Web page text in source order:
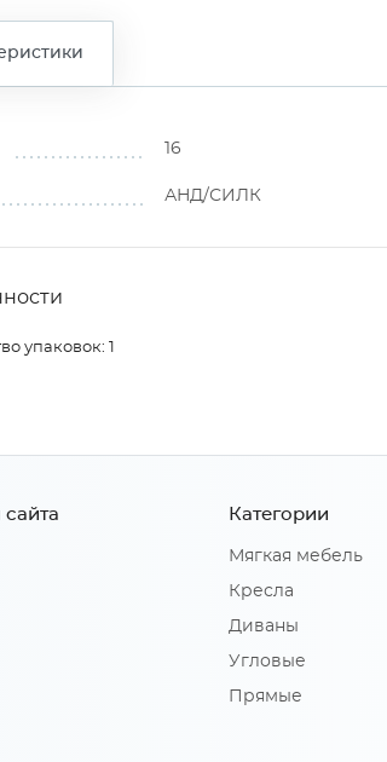
16
АНД/СИЛК
упаковок: 1
Категории
Мягкая мебель
Кресла
Диваны
Угловые
Прямые